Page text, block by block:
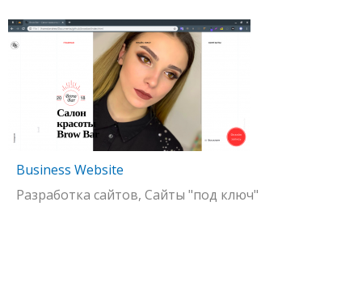
Business Website
Разработка сайтов, Сайты "под ключ"